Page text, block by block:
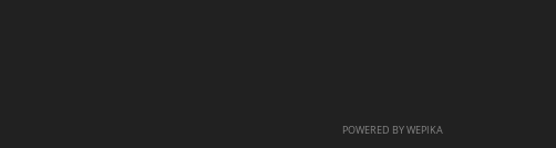
POWERED BYWEPIKA